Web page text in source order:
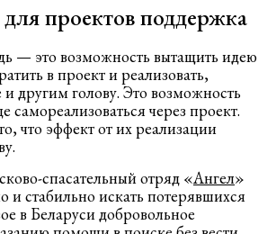
проектов поддержка
— это возможность вытащить идею
в проект и реализовать,
и другим голову. Это возможность
самореализоваться через проект.
что эффект от их реализации
спасательный отряд «Ангел»
и стабильно искать потерявшихся
в Беларуси добровольное